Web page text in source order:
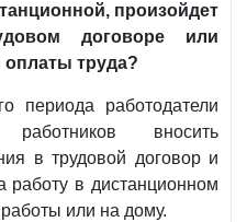
произойдет
договоре или
труда?
периода работодатели
вносить
в трудовой договор и
работу в дистанционном
или на дому.